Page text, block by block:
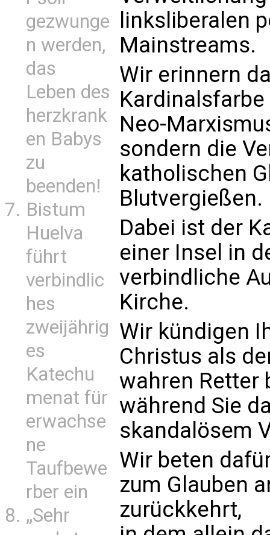
gezwunge
n werden,
das
Leben des
herzkrank
en Babys
zu
beenden!
Bistum
Huelva
führt
verbindlic
hes
zweijährig
es
Katechu
menat für
erwachse
ne
Taufbewe
rber ein
„Sehr
linksliberalen
Mainstreams.
Wir erinnern
Neo-
sondern die
katholischen
Blutvergießen.
Dabei ist der
einer Insel in
verbindliche
Kirche.
Wir kündigen
Christus als
wahren Retter
während Sie
skandalösem
Wir beten
zum Glauben
zurückkehrt,